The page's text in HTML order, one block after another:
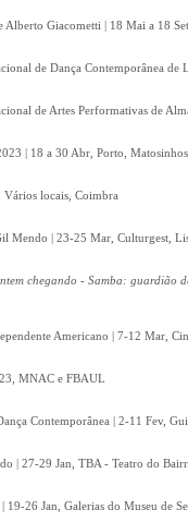
e Alberto Giacometti | 18 Mai a 18
de Dança Contemporânea
de Artes Performativas de
| 18 a 30 Abr, Porto,
locais, Coimbra
Mendo | 23-25 Mar, Culturgest,
chegando - Samba: guardião
Americano | 7-12 Mar,
MNAC e FBAUL
Contemporânea | 2-11 Fev,
| 27-29 Jan, TBA - Teatro do
19-26 Jan, Galerias do Museu de